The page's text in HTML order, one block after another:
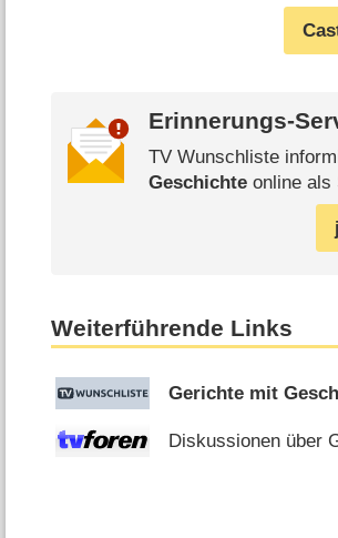
Erinnerungs-
TV Wunschliste
Geschichteonline als
Weiterführende Links
Gerichte mit
Diskussionen über